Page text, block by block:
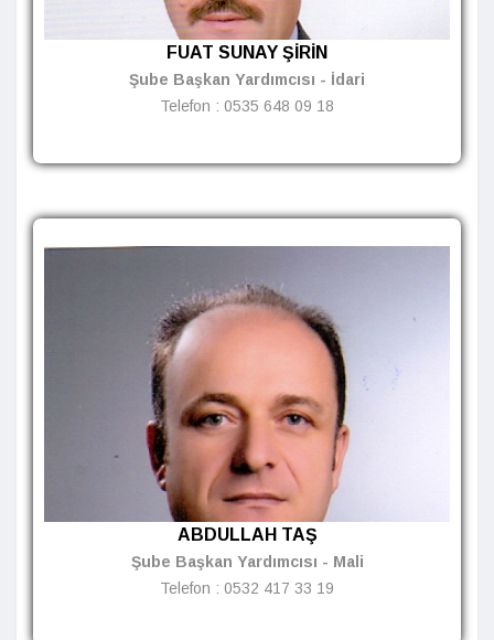
FUAT SUNAY ŞİRİN
Şube Başkan Yardımcısı - İdari
Telefon : 0535 648 09 18
ABDULLAH TAŞ
Şube Başkan Yardımcısı - Mali
Telefon : 0532 417 33 19